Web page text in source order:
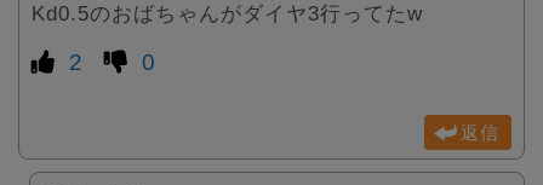
Kd0.5のおばちゃんがダイヤ3行ってたw
2 0
返信